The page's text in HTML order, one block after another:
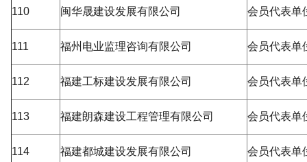
110 闽华晟建设发展有限公司 会员代表单
111 福州电业监理咨询有限公司 会员代表单
112 福建工标建设发展有限公司 会员代表单
113 福建朗森建设工程管理有限公司 会员代表单
114 福建都城建设发展有限公司 会员代表单